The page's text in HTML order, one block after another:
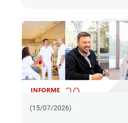
(15/07/2026)